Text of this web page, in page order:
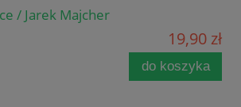
/ Jarek Majcher
19,90 zł
do koszyka